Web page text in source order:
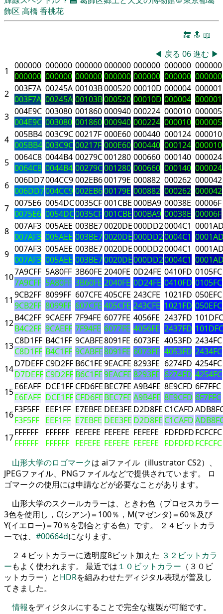
飾区 高橋 香桃花
🔚 🔝 📖
◀ 戻る 06進む ▶
1
000000
000000
000000
000000
000000
000000
000000
000000
000000
000000
000000
000000
000000
000000
2 003F7A
003F7A
00245A
00245A
00103B
00103B
000520
000520
00010D
00010D
000004
000004
000001
000001
3 004E9C
004E9C
003080
003080
001860
001860
000940
000940
000224
000224
000010
000010
000005
000005
4 005BB4
005BB4
003C9C
003C9C
00217F
00217F
000E60
000E60
000440
000440
000124
000124
000010
000010
5 0064C8
0064C8
0044B4
0044B4
00279C
00279C
001280
001280
000660
000660
000140
000140
000024
000024
6 006DD7
006DD7
004CC9
004CC9
002EB6
002EB6
00179E
00179E
000882
000882
000262
000262
000042
000042
7 0075E6
0075E6
0054DC
0054DC
0035CF
0035CF
001CBE
001CBE
000BA9
000BA9
00038E
00038E
00006F
00006F
8 007AF3
007AF3
005AEE
005AEE
003BE7
003BE7
0020DE
0020DE
000DD2
000DD2
0004C1
0004C1
9 007AF3
007AF3
005AEE
005AEE
003BE7
003BE7
0020DE
0020DE
000DD2
000DD2
0004C1
0004C1
107A9CFF
7A9CFF
5A80FF
5A80FF
3B60FE
3B60FE
2040FE
2040FE
0D24FE
0D24FE
0410FD
0410FD
0105FC
0105FC
11 9CB2FF
9CB2FF
8099FF
8099FF
607CFE
607CFE
405CFE
405CFE
243CFE
243CFE
1021FD
1021FD
050EFC
050EFC
12B4C2FF
B4C2FF
9CAEFF
9CAEFF
7F94FE
7F94FE
6077FE
6077FE
4056FE
4056FE
2437FD
2437FD
101DFC
101DFC
13C8D1FF
C8D1FF
B4C1FF
B4C1FF
9CABFE
9CABFE
8091FE
8091FE
6073FE
6073FE
4053FD
4053FD
2434FC
2434FC
14D7DEFF
D7DEFF
C9D2FF
C9D2FF
B6C1FE
B6C1FE
9EACFE
9EACFE
8293FE
8293FE
6274FD
6274FD
4254FC
4254FC
15E6EAFF
E6EAFF
DCE1FF
DCE1FF
CFD6FE
CFD6FE
BEC7FE
BEC7FE
A9B4FE
A9B4FE
8E9CFD
8E9CFD
6F7FFC
6F7FFC
16F3F5FF
F3F5FF
EEF1FF
EEF1FF
E7EBFE
E7EBFE
DEE3FE
DEE3FE
D2D8FE
D2D8FE
C1CAFD
C1CAFD
17FFFFFF
FFFFFF
FFFFFF
FFFFFF
FEFEFE
FEFEFE
FEFEFE
FEFEFE
FEFEFE
FEFEFE
FDFDFD
FDFDFD
FCFCFC
FCFCFC
山形大学のロゴマークは aiファイル（illustrator CS2）、
JPEGファイル、PNGファイルなどで提供されています。 ロ
ゴマークの使用には申請などが必要なことがあります。
山形大学のスクールカラーは、ときわ色（プロセスカラー
3色を使用し，C(シアン)＝100％，M(マゼンタ)＝60％及び
Y(イエロー)＝70％を割合とする色）です。 ２４ビットカラ
ーでは、 #00664dになります。
２４ビットカラーに透明度8ビット加えた ３２ビットカラ
ーもよく使われます。 最近では １０ビットカラー （３０ビ
ットカラー）とHDRを組みわせたディジタル表現が普及し
てきました。
情報をディジタルにすることで完全な複製が可能です。